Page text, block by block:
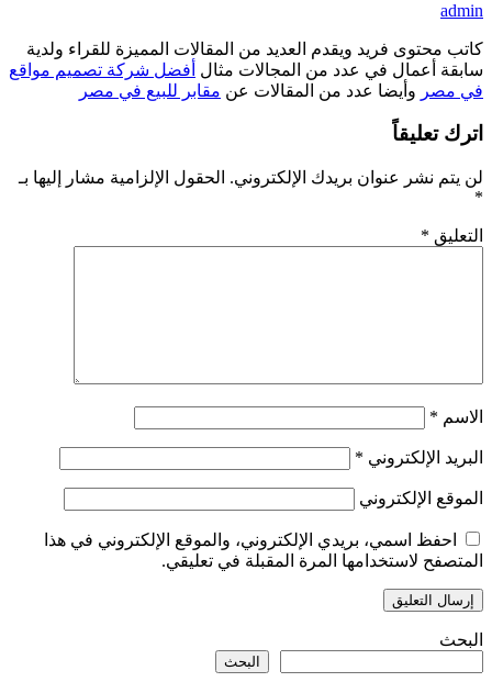
admin
كاتب محتوى فريد ويقدم العديد من المقالات المميزة للقراء ولدية
سابقة أعمال في عدد من المجالات مثال أفضل شركة تصميم مواقع
في مصر وأيضا عدد من المقالات عن مقابر للبيع في مصر
اترك تعليقاً
لن يتم نشر عنوان بريدك الإلكتروني. الحقول الإلزامية مشار إليها بـ
*
التعليق *
الاسم *
البريد الإلكتروني *
الموقع الإلكتروني
احفظ اسمي، بريدي الإلكتروني، والموقع الإلكتروني في هذا
المتصفح لاستخدامها المرة المقبلة في تعليقي.
البحث
البحث